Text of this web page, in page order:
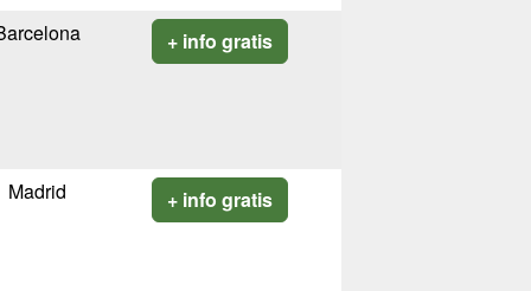
+ info gratis
Madrid + info gratis